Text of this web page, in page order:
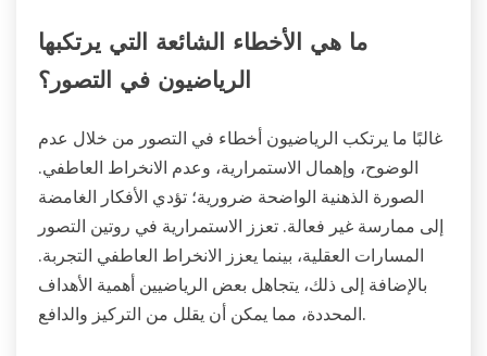
ما هي الأخطاء الشائعة التي يرتكبها
الرياضيون في التصور؟
غالبًا ما يرتكب الرياضيون أخطاء في التصور من خلال عدم
الوضوح، وإهمال الاستمرارية، وعدم الانخراط العاطفي.
الصورة الذهنية الواضحة ضرورية؛ تؤدي الأفكار الغامضة
إلى ممارسة غير فعالة. تعزز الاستمرارية في روتين التصور
المسارات العقلية، بينما يعزز الانخراط العاطفي التجربة.
بالإضافة إلى ذلك، يتجاهل بعض الرياضيين أهمية الأهداف
المحددة، مما يمكن أن يقلل من التركيز والدافع.